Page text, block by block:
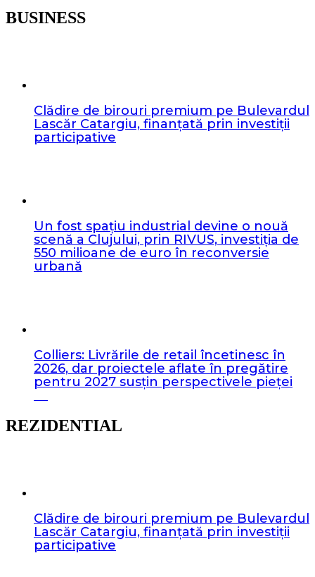
BUSINESS
Clădire de birouri premium pe Bulevardul
Lascăr Catargiu, finanțată prin investiții
participative
Un fost spațiu industrial devine o nouă
scenă a Clujului, prin RIVUS, investiția de
550 milioane de euro în reconversie
urbană
Colliers: Livrările de retail încetinesc în
2026, dar proiectele aflate în pregătire
pentru 2027 susțin perspectivele pieței
REZIDENTIAL
Clădire de birouri premium pe Bulevardul
Lascăr Catargiu, finanțată prin investiții
participative